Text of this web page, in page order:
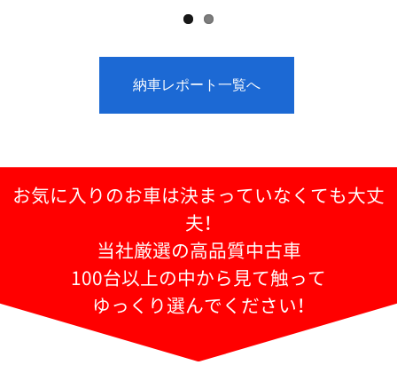
納車レポート一覧へ
お気に入りのお車は決まっていなくても大丈
夫！
当社厳選の高品質中古車
100台以上の中から見て触って
ゆっくり選んでください！